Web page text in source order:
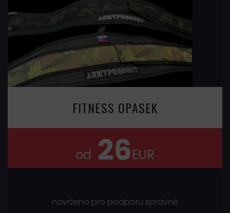
FITNESS OPASEK
od 26EUR
navrženo pro podporu správné